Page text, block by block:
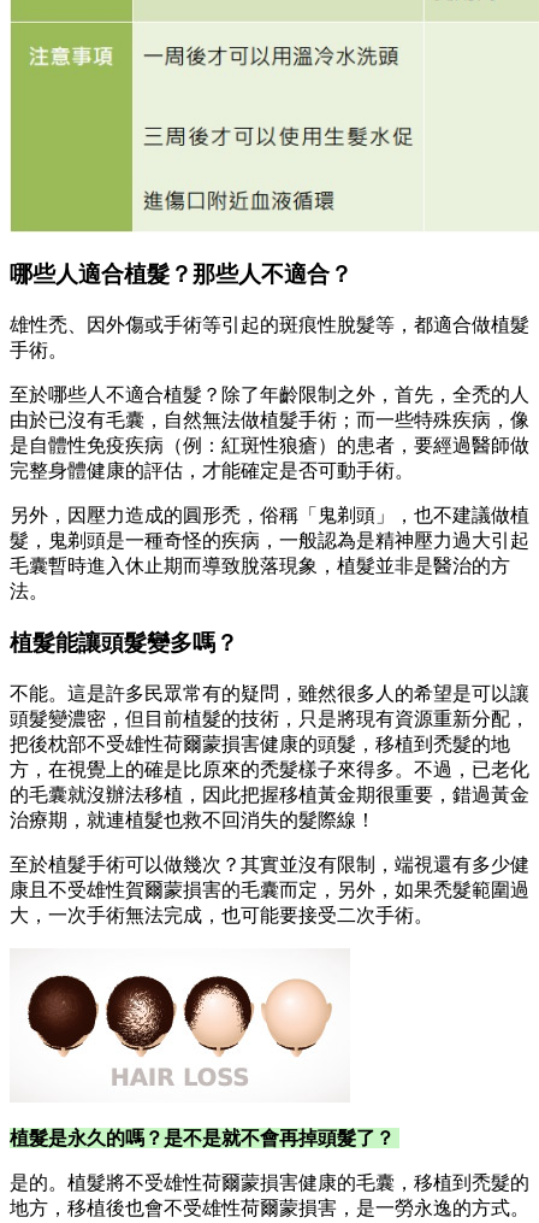
哪些人適合植髮？那些人不適合？
雄性禿、因外傷或手術等引起的斑痕性脫髮等，都適合做植髮
手術。
至於哪些人不適合植髮？除了年齡限制之外，首先，全禿的人
由於已沒有毛囊，自然無法做植髮手術；而一些特殊疾病，像
是自體性免疫疾病（例：紅斑性狼瘡）的患者，要經過醫師做
完整身體健康的評估，才能確定是否可動手術。
另外，因壓力造成的圓形禿，俗稱「鬼剃頭」，也不建議做植
髮，鬼剃頭是一種奇怪的疾病，一般認為是精神壓力過大引起
毛囊暫時進入休止期而導致脫落現象，植髮並非是醫治的方
法。
植髮能讓頭髮變多嗎？
不能。這是許多民眾常有的疑問，雖然很多人的希望是可以讓
頭髮變濃密，但目前植髮的技術，只是將現有資源重新分配，
把後枕部不受雄性荷爾蒙損害健康的頭髮，移植到禿髮的地
方，在視覺上的確是比原來的禿髮樣子來得多。不過，已老化
的毛囊就沒辦法移植，因此把握移植黃金期很重要，錯過黃金
治療期，就連植髮也救不回消失的髮際線！
至於植髮手術可以做幾次？其實並沒有限制，端視還有多少健
康且不受雄性賀爾蒙損害的毛囊而定，另外，如果禿髮範圍過
大，一次手術無法完成，也可能要接受二次手術。
植髮是永久的嗎？是不是就不會再掉頭髮了？
是的。植髮將不受雄性荷爾蒙損害健康的毛囊，移植到禿髮的
地方，移植後也會不受雄性荷爾蒙損害，是一勞永逸的方式。